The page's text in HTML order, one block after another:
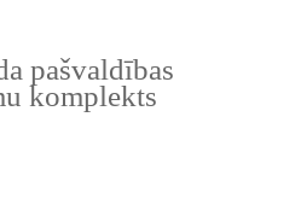
pašvaldības
komplekts